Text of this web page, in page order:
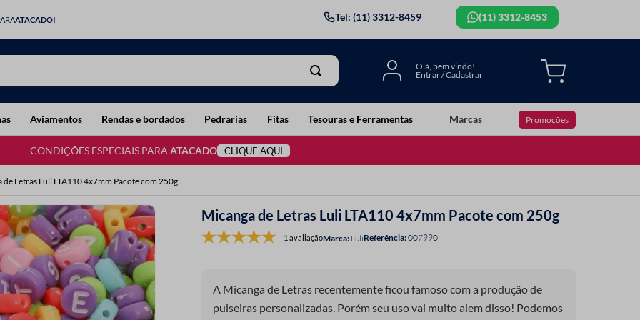
ATACADO! Tel: (11) 3312-8459 (11) 3312-8453
Aviamentos Rendas e bordados Pedrarias Fitas Tesouras e Ferramentas Marcas Promoções
CONDIÇÕES ESPECIAIS PARA ATACADO CLIQUE AQUI
de Letras Luli LTA110 4x7mm Pacote com 250g
Micanga de Letras Luli LTA110 4x7mm Pacote com 250g
1 avaliação LuliReferência:007990
A Micanga de Letras recentemente ficou famoso com a produção de
pulseiras personalizadas. Porém seu uso vai muito alem disso! Podemos